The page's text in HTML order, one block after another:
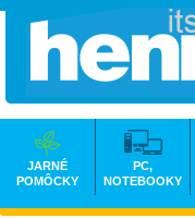
JARNÉ
POMÔCKY
PC,
NOTEBOOKY